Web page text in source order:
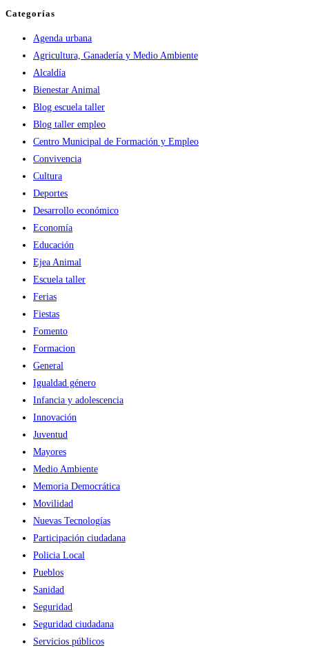
Categorías
Agenda urbana
Agricultura, Ganadería y Medio Ambiente
Alcaldía
Bienestar Animal
Blog escuela taller
Blog taller empleo
Centro Municipal de Formación y Empleo
Convivencia
Cultura
Deportes
Desarrollo económico
Economía
Educación
Ejea Animal
Escuela taller
Ferias
Fiestas
Fomento
Formacion
General
Igualdad género
Infancia y adolescencia
Innovación
Juventud
Mayores
Medio Ambiente
Memoria Democrática
Movilidad
Nuevas Tecnologías
Participación ciudadana
Policia Local
Pueblos
Sanidad
Seguridad
Seguridad ciudadana
Servicios públicos